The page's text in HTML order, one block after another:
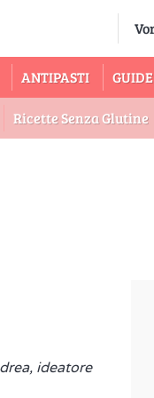
ANTIPASTI GUIDE
Ricette Senza Glutine
ideatore